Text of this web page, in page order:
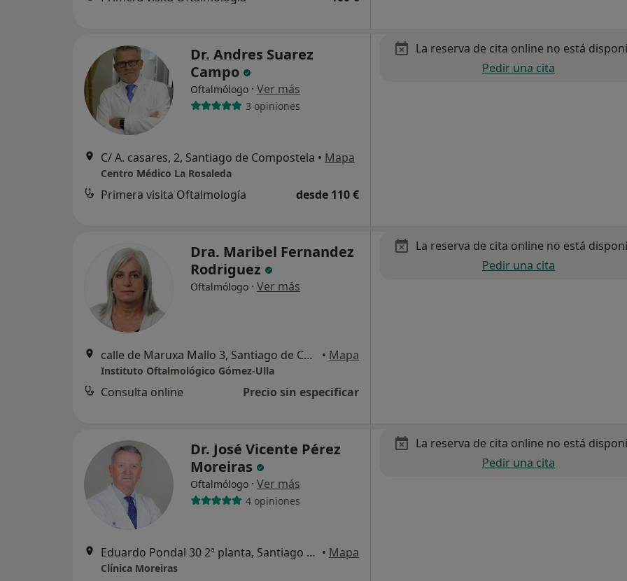
Dr. Andres Suarez
Campo
Oftalmólogo · Ver más
3 opiniones
C/ A. casares, 2, Santiago de Compostela • Mapa
Centro Médico La Rosaleda
Primera visita Oftalmología desde 110 €
La reserva de cita online no está
Pedir una cita
Dra. Maribel Fernandez
Rodriguez
Oftalmólogo · Ver más
calle de Maruxa Mallo 3, Santiago de Compostela • Mapa
Instituto Oftalmológico Gómez-Ulla
Consulta online Precio sin especificar
La reserva de cita online no está
Pedir una cita
Dr. José Vicente Pérez
Moreiras
Oftalmólogo · Ver más
4 opiniones
Eduardo Pondal 30 2ª planta, Santiago de Compostela • Mapa
Clínica Moreiras
La reserva de cita online no está
Pedir una cita